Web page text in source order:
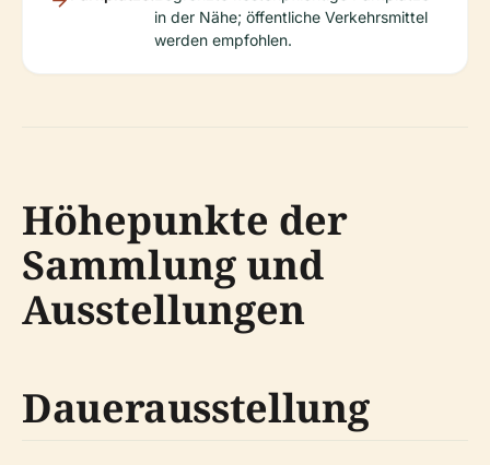
in der Nähe; öffentliche Verkehrsmittel
werden empfohlen.
Höhepunkte der
Sammlung und
Ausstellungen
Dauerausstellung